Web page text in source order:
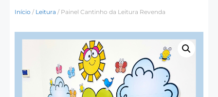
Início / Leitura / Painel Cantinho da Leitura Revenda